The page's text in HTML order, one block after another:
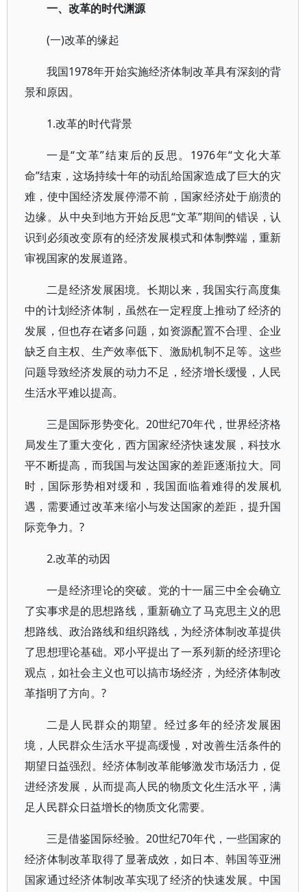
一、改革的时代渊源
(一)改革的缘起
我国1978年开始实施经济体制改革具有深刻的背
景和原因。
1.改革的时代背景
一是“文革”结束后的反思。1976年“文化大革
命”结束，这场持续十年的动乱给国家造成了巨大的灾
难，使中国经济发展停滞不前，国家经济处于崩溃的
边缘。从中央到地方开始反思“文革”期间的错误，认
识到必须改变原有的经济发展模式和体制弊端，重新
审视国家的发展道路。
二是经济发展困境。长期以来，我国实行高度集
中的计划经济体制，虽然在一定程度上推动了经济的
发展，但也存在诸多问题，如资源配置不合理、企业
缺乏自主权、生产效率低下、激励机制不足等。这些
问题导致经济发展的动力不足，经济增长缓慢，人民
生活水平难以提高。
三是国际形势变化。20世纪70年代，世界经济格
局发生了重大变化，西方国家经济快速发展，科技水
平不断提高，而我国与发达国家的差距逐渐拉大。同
时，国际形势相对缓和，我国面临着难得的发展机
遇，需要通过改革来缩小与发达国家的差距，提升国
际竞争力。?
2.改革的动因
一是经济理论的突破。党的十一届三中全会确立
了实事求是的思想路线，重新确立了马克思主义的思
想路线、政治路线和组织路线，为经济体制改革提供
了思想理论基础。邓小平提出了一系列新的经济理论
观点，如社会主义也可以搞市场经济，为经济体制改
革指明了方向。?
二是人民群众的期望。经过多年的经济发展困
境，人民群众生活水平提高缓慢，对改善生活条件的
期望日益强烈。经济体制改革能够激发市场活力，促
进经济发展，从而提高人民的物质文化生活水平，满
足人民群众日益增长的物质文化需要。
三是借鉴国际经验。20世纪70年代，一些国家的
经济体制改革取得了显著成效，如日本、韩国等亚洲
国家通过经济体制改革实现了经济的快速发展。中国